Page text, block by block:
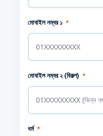
মোবাইল নম্বর ১ *
মোবাইল নম্বর ২ (বিকল্প) *
ধর্ম *